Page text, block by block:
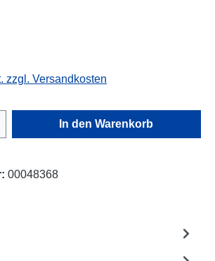
zzgl. Versandkosten
Gib den gewünschten
In den Warenkorb
00048368